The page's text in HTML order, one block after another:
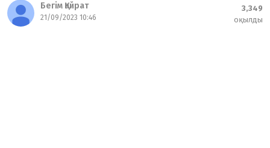
Бегім Қайрат
21/09/2023 10:46
3,349
оқылды